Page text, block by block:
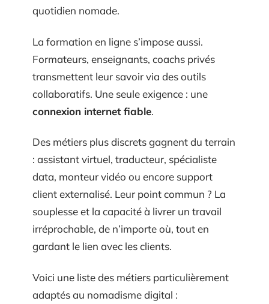
quotidien nomade.
La formation en ligne s’impose aussi.
Formateurs, enseignants, coachs privés
transmettent leur savoir via des outils
collaboratifs. Une seule exigence : une
connexion internet fiable.
Des métiers plus discrets gagnent du terrain
: assistant virtuel, traducteur, spécialiste
data, monteur vidéo ou encore support
client externalisé. Leur point commun ? La
souplesse et la capacité à livrer un travail
irréprochable, de n’importe où, tout en
gardant le lien avec les clients.
Voici une liste des métiers particulièrement
adaptés au nomadisme digital :